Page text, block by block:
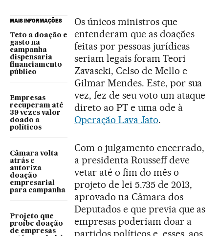
MAIS INFORMAÇÕES
Teto a doação e
gasto na
campanha
dispensaria
financiamento
público
Empresas
recuperam até
39 vezes valor
doado a
políticos
Câmara volta
atrás e
autoriza
doação
empresarial
para campanha
Projeto que
proíbe doação
de empresas
Os únicos ministros que
entenderam que as doações
feitas por pessoas jurídicas
seriam legais foram Teori
Zavascki, Celso de Mello e
Gilmar Mendes. Este, por sua
vez, fez de seu voto um ataque
direto ao PT e uma ode à
Operação Lava Jato.
Com o julgamento encerrado,
a presidenta Rousseff deve
vetar até o fim do mês o
projeto de lei 5.735 de 2013,
aprovado na Câmara dos
Deputados e que previa que as
empresas poderiam doar a
partidos políticos e, esses, aos